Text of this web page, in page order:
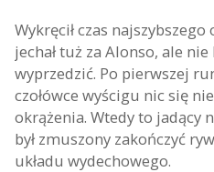
Wykręcił czas
jechał tuż za Alonso, ale nie
wyprzedzić. Po pierwszej
czołówce wyścigu nic się
okrążenia. Wtedy to jadący
był zmuszony zakończyć
układu wydechowego.